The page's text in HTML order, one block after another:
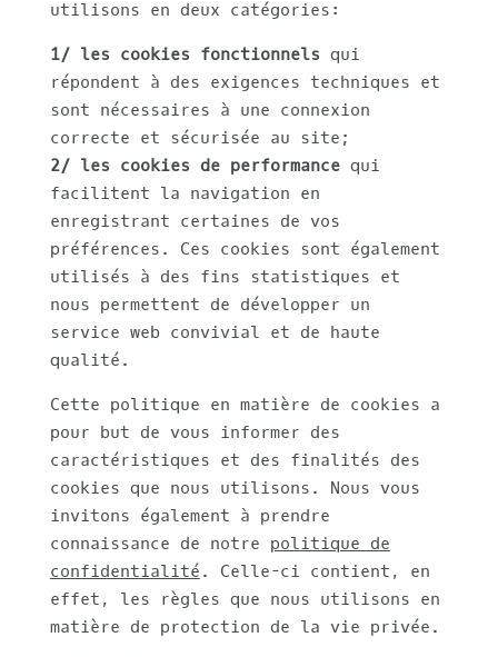
utilisons en deux catégories:
1/ les cookies fonctionnels qui
répondent à des exigences techniques et
sont nécessaires à une connexion
correcte et sécurisée au site;
2/ les cookies de performance qui
facilitent la navigation en
enregistrant certaines de vos
préférences. Ces cookies sont également
utilisés à des fins statistiques et
nous permettent de développer un
service web convivial et de haute
qualité.
Cette politique en matière de cookies a
pour but de vous informer des
caractéristiques et des finalités des
cookies que nous utilisons. Nous vous
invitons également à prendre
connaissance de notre politique de
confidentialité . Celle-ci contient, en
effet, les règles que nous utilisons en
matière de protection de la vie privée.